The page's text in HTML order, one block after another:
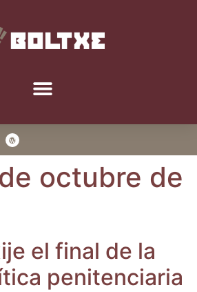
octubre de
el final de la
penitenciaria